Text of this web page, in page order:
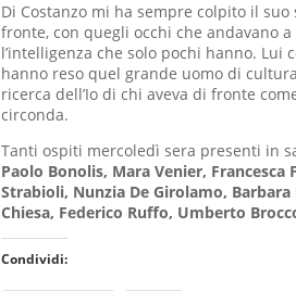
Di Costanzo mi ha sempre colpito il
fronte, con quegli occhi che andavano
l’intelligenza che solo pochi hanno. Lui
hanno reso quel grande uomo di
ricerca dell’Io di chi aveva di fronte
circonda.
Tanti ospiti mercoledì sera presenti in
Paolo Bonolis, Mara Venier,
Strabioli, Nunzia De Girolamo,
Chiesa, Federico Ruffo, Umberto
Condividi: